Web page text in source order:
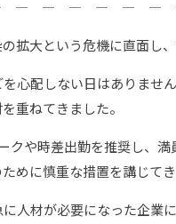
― ― ― ― ― ―
拡大という危機に直面し
心配しない日はありませ
重ねてきました。
や時差出勤を推奨し、
めに慎重な措置を講じてき
人材が必要になった企業